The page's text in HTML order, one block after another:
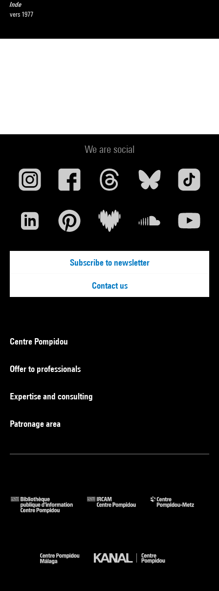
Inde
vers 1977
We are social
Subscribe to newsletter
Contact us
Centre Pompidou
Offer to professionals
Expertise and consulting
Patronage area